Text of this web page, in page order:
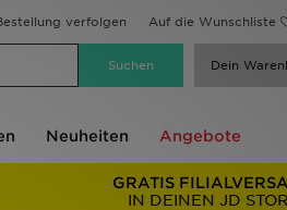
verfolgen Auf die Wunschliste
Dein
Neuheiten Angebote
GRATIS
IN DEINEN JD